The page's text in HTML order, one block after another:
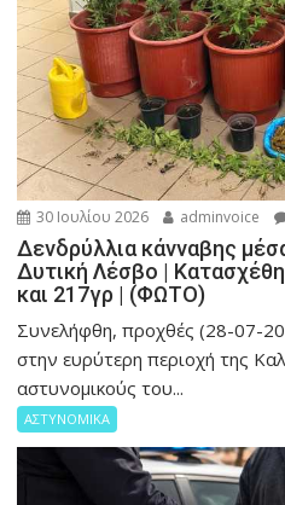
30 Ιουλίου 2026 adminvoice
Δενδρύλλια κάνναβης
Δυτική Λέσβο |
και 217γρ | (ΦΩΤΟ)
Συνελήφθη, προχθές (28-07-
στην ευρύτερη περιοχή της
αστυνομικούς του...
ΑΣΤΥΝΟΜΙΚΑ